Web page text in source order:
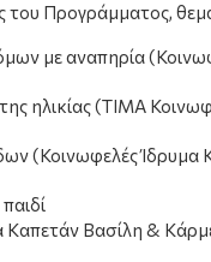
Προγράμματος,
με αναπηρία
ηλικίας (ΤΙΜΑ
(Κοινωφελές Ίδρυμα
Καπετάν Βασίλη &